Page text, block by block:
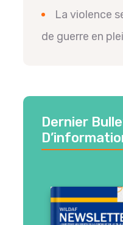
La violence
de guerre en
Dernier